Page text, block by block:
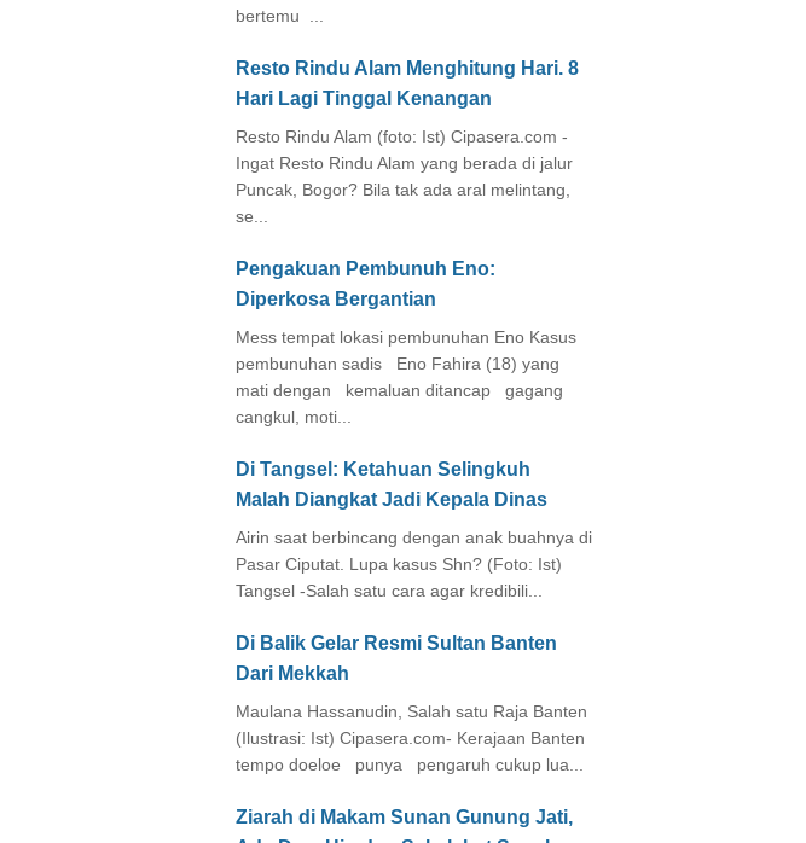
bertemu ...
Resto Rindu Alam Menghitung Hari. 8
Hari Lagi Tinggal Kenangan
Resto Rindu Alam (foto: Ist) Cipasera.com -
Ingat Resto Rindu Alam yang berada di jalur
Puncak, Bogor? Bila tak ada aral melintang,
se...
Pengakuan Pembunuh Eno:
Diperkosa Bergantian
Mess tempat lokasi pembunuhan Eno Kasus
pembunuhan sadis Eno Fahira (18) yang
mati dengan kemaluan ditancap gagang
cangkul, moti...
Di Tangsel: Ketahuan Selingkuh
Malah Diangkat Jadi Kepala Dinas
Airin saat berbincang dengan anak buahnya di
Pasar Ciputat. Lupa kasus Shn? (Foto: Ist)
Tangsel -Salah satu cara agar kredibili...
Di Balik Gelar Resmi Sultan Banten
Dari Mekkah
Maulana Hassanudin, Salah satu Raja Banten
(Ilustrasi: Ist) Cipasera.com- Kerajaan Banten
tempo doeloe punya pengaruh cukup lua...
Ziarah di Makam Sunan Gunung Jati,